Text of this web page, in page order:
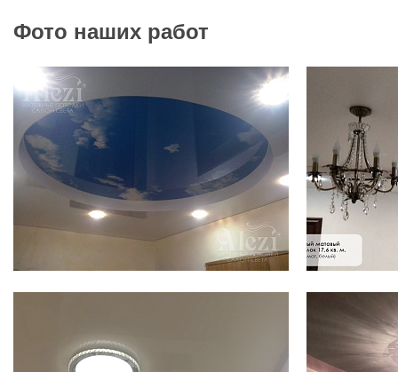
Фото наших работ